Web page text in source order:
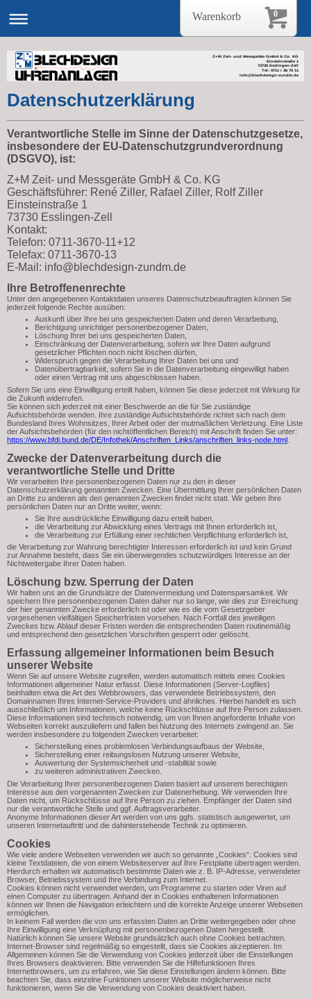
Z+M Zeit- und Messgeräte GmbH & Co. KG
Einsteinstraße 1
73730 Esslingen-Zell
Tel: 0711 / 36 70 11
info@blechdesign-zundm.de
Datenschutzerklärung
Verantwortliche Stelle im Sinne der Datenschutzgesetze,
insbesondere der EU-Datenschutzgrundverordnung
(DSGVO), ist:
Z+M Zeit- und Messgeräte GmbH & Co. KG
Geschäftsführer: René Ziller, Rafael Ziller, Rolf Ziller
Einsteinstraße 1
73730 Esslingen-Zell
Kontakt:
Telefon: 0711-3670-11+12
Telefax: 0711-3670-13
E-Mail: info@blechdesign-zundm.de
Ihre Betroffenenrechte
Unter den angegebenen Kontaktdaten unseres Datenschutzbeauftragten können Sie
jederzeit folgende Rechte ausüben:
Auskunft über Ihre bei uns gespeicherten Daten und deren Verarbeitung,
Berichtigung unrichtiger personenbezogener Daten,
Löschung Ihrer bei uns gespeicherten Daten,
Einschränkung der Datenverarbeitung, sofern wir Ihre Daten aufgrund
gesetzlicher Pflichten noch nicht löschen dürfen,
Widerspruch gegen die Verarbeitung Ihrer Daten bei uns und
Datenübertragbarkeit, sofern Sie in die Datenverarbeitung eingewilligt haben
oder einen Vertrag mit uns abgeschlossen haben.
Sofern Sie uns eine Einwilligung erteilt haben, können Sie diese jederzeit mit Wirkung für
die Zukunft widerrufen.
Sie können sich jederzeit mit einer Beschwerde an die für Sie zuständige
Aufsichtsbehörde wenden. Ihre zuständige Aufsichtsbehörde richtet sich nach dem
Bundesland Ihres Wohnsitzes, Ihrer Arbeit oder der mutmaßlichen Verletzung. Eine Liste
der Aufsichtsbehörden (für den nichtöffentlichen Bereich) mit Anschrift finden Sie unter:
https://www.bfdi.bund.de/DE/Infothek/Anschriften_Links/anschriften_links-node.html
Zwecke der Datenverarbeitung durch die
verantwortliche Stelle und Dritte
Wir verarbeiten Ihre personenbezogenen Daten nur zu den in dieser
Datenschutzerklärung genannten Zwecken. Eine Übermittlung Ihrer persönlichen Daten
an Dritte zu anderen als den genannten Zwecken findet nicht statt. Wir geben Ihre
persönlichen Daten nur an Dritte weiter, wenn:
Sie Ihre ausdrückliche Einwilligung dazu erteilt haben,
die Verarbeitung zur Abwicklung eines Vertrags mit Ihnen erforderlich ist,
die Verarbeitung zur Erfüllung einer rechtlichen Verpflichtung erforderlich ist,
die Verarbeitung zur Wahrung berechtigter Interessen erforderlich ist und kein Grund
zur Annahme besteht, dass Sie ein überwiegendes schutzwürdiges Interesse an der
Nichtweitergabe Ihrer Daten haben.
Löschung bzw. Sperrung der Daten
Wir halten uns an die Grundsätze der Datenvermeidung und Datensparsamkeit. Wir
speichern Ihre personenbezogenen Daten daher nur so lange, wie dies zur Erreichung
der hier genannten Zwecke erforderlich ist oder wie es die vom Gesetzgeber
vorgesehenen vielfältigen Speicherfristen vorsehen. Nach Fortfall des jeweiligen
Zweckes bzw. Ablauf dieser Fristen werden die entsprechenden Daten routinemäßig
und entsprechend den gesetzlichen Vorschriften gesperrt oder gelöscht.
Erfassung allgemeiner Informationen beim Besuch
unserer Website
Wenn Sie auf unsere Website zugreifen, werden automatisch mittels eines Cookies
Informationen allgemeiner Natur erfasst. Diese Informationen (Server-Logfiles)
beinhalten etwa die Art des Webbrowsers, das verwendete Betriebssystem, den
Domainnamen Ihres Internet-Service-Providers und ähnliches. Hierbei handelt es sich
ausschließlich um Informationen, welche keine Rückschlüsse auf Ihre Person zulassen.
Diese Informationen sind technisch notwendig, um von Ihnen angeforderte Inhalte von
Webseiten korrekt auszuliefern und fallen bei Nutzung des Internets zwingend an. Sie
werden insbesondere zu folgenden Zwecken verarbeitet:
Sicherstellung eines problemlosen Verbindungsaufbaus der Website,
Sicherstellung einer reibungslosen Nutzung unserer Website,
Auswertung der Systemsicherheit und -stabilität sowie
zu weiteren administrativen Zwecken.
Die Verarbeitung Ihrer personenbezogenen Daten basiert auf unserem berechtigten
Interesse aus den vorgenannten Zwecken zur Datenerhebung. Wir verwenden Ihre
Daten nicht, um Rückschlüsse auf Ihre Person zu ziehen. Empfänger der Daten sind
nur die verantwortliche Stelle und ggf. Auftragsverarbeiter.
Anonyme Informationen dieser Art werden von uns ggfs. statistisch ausgewertet, um
unseren Internetauftritt und die dahinterstehende Technik zu optimieren.
Cookies
Wie viele andere Webseiten verwenden wir auch so genannte „Cookies“. Cookies sind
kleine Textdateien, die von einem Websiteserver auf Ihre Festplatte übertragen werden.
Hierdurch erhalten wir automatisch bestimmte Daten wie z. B. IP-Adresse, verwendeter
Browser, Betriebssystem und Ihre Verbindung zum Internet.
Cookies können nicht verwendet werden, um Programme zu starten oder Viren auf
einen Computer zu übertragen. Anhand der in Cookies enthaltenen Informationen
können wir Ihnen die Navigation erleichtern und die korrekte Anzeige unserer Webseiten
ermöglichen.
In keinem Fall werden die von uns erfassten Daten an Dritte weitergegeben oder ohne
Ihre Einwilligung eine Verknüpfung mit personenbezogenen Daten hergestellt.
Natürlich können Sie unsere Website grundsätzlich auch ohne Cookies betrachten.
Internet-Browser sind regelmäßig so eingestellt, dass sie Cookies akzeptieren. Im
Allgemeinen können Sie die Verwendung von Cookies jederzeit über die Einstellungen
Ihres Browsers deaktivieren. Bitte verwenden Sie die Hilfefunktionen Ihres
Internetbrowsers, um zu erfahren, wie Sie diese Einstellungen ändern können. Bitte
beachten Sie, dass einzelne Funktionen unserer Website möglicherweise nicht
funktionieren, wenn Sie die Verwendung von Cookies deaktiviert haben.
0
Warenkorb